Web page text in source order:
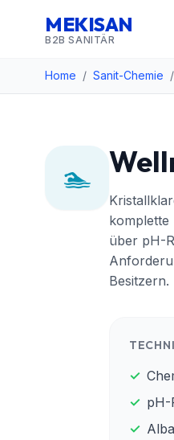
MEKISAN
B2B SANITÄR
Home / Sanit-Chemie /
🏊
komplette
über pH-
Besitzern.
✓
✓ pH-
✓